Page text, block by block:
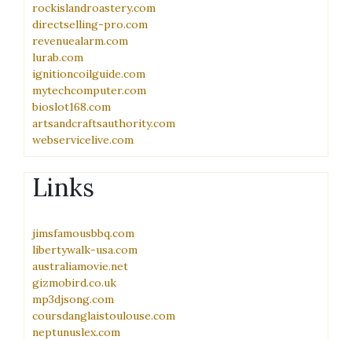
rockislandroastery.com
directselling-pro.com
revenuealarm.com
lurab.com
ignitioncoilguide.com
mytechcomputer.com
bioslot168.com
artsandcraftsauthority.com
webservicelive.com
Links
jimsfamousbbq.com
libertywalk-usa.com
australiamovie.net
gizmobird.co.uk
mp3djsong.com
coursdanglaistoulouse.com
neptunuslex.com